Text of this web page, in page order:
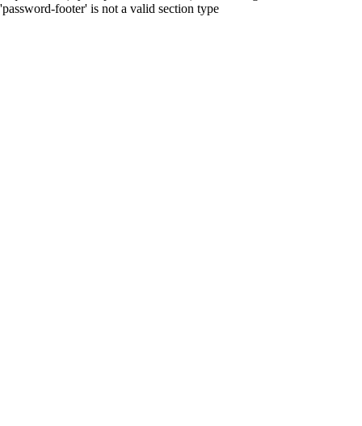
'password-footer' is not a valid section type